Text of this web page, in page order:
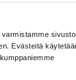
Evästeitä
150hv EX 5D DCT
Bensiini, 1
€